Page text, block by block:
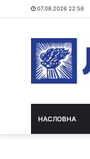
07.08.2026 22:56
НАСЛОВНА